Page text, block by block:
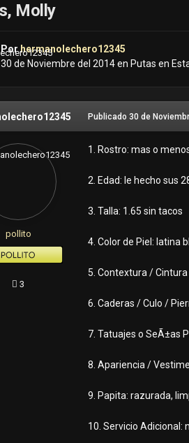
Molly
Porhermanolechero12345
30 de Noviembre del 2014en Putas en
pollito
3
Publicado 30 de
1. Rostro: mas o
2. Edad: le hecho sus
3. Talla: 1.65 sin tacos
4. Color de Piel: latina
5. Contextura /
6. Caderas / Culo /
7. Tatuajes o SeÃ±as
8. Apariencia /
9. Papita: razurada,
10. Servicio Adicional: